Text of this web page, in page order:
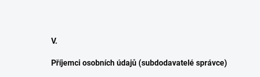
V.
Příjemci osobních údajů (subdodavatelé správce)